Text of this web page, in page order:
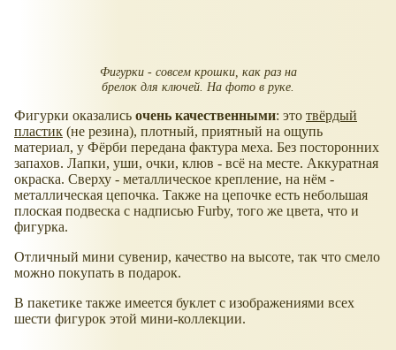
Фигурки - совсем крошки, как раз на
брелок для ключей. На фото в руке.
Фигурки оказались очень качественными: это твёрдый
пластик (не резина), плотный, приятный на ощупь
материал, у Фёрби передана фактура меха. Без посторонних
запахов. Лапки, уши, очки, клюв - всё на месте. Аккуратная
окраска. Сверху - металлическое крепление, на нём -
металлическая цепочка. Также на цепочке есть небольшая
плоская подвеска с надписью Furby, того же цвета, что и
фигурка.
Отличный мини сувенир, качество на высоте, так что смело
можно покупать в подарок.
В пакетике также имеется буклет с изображениями всех
шести фигурок этой мини-коллекции.